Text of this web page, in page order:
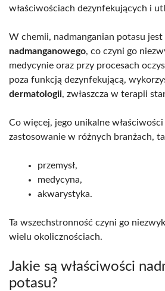
właściwościach dezynfekujących i
W chemii, nadmanganian potasu jest
nadmanganowego, co czyni go
medycynie oraz przy procesach
poza funkcją dezynfekującą,
dermatologii, zwłaszcza w terapii
Co więcej, jego unikalne
zastosowanie w różnych branżach,
przemysł,
medycyna,
akwarystyka.
Ta wszechstronność czyni go
wielu okolicznościach.
Jakie są właściwości
potasu?